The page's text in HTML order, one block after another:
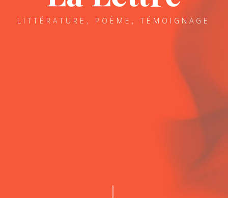
LITTÉRATURE, POÈME, TÉMOIGNAGE